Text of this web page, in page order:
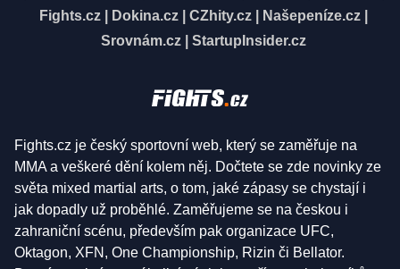
Fights.cz
Dokina.cz CZhity.cz Našepeníze.cz
Srovnám.cz
StartupInsider.cz
Fights.cz je český sportovní web, který se zaměřuje na
MMA a veškeré dění kolem něj. Dočtete se zde novinky ze
světa mixed martial arts, o tom, jaké zápasy se chystají i
jak dopadly už proběhlé. Zaměřujeme se na českou i
zahraniční scénu, především pak organizace UFC,
Oktagon, XFN, One Championship, Rizin či Bellator.